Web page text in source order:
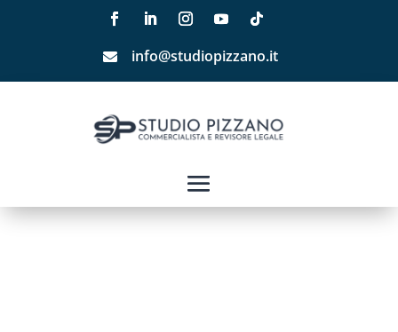
 info@studiopizzano.it